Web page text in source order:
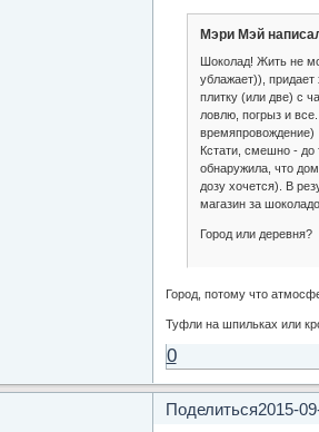
Мэри Мэй
Шоколад! Жить не
ублажает)),
плитку (или две) с
ловлю, погрыз и
времяпровождение)
Кстати, смешно - до
обнаружила, что
дозу хочется). В
магазин за
Город или деревня?
Город, потому что
Туфли на шпильках или
0
Поделиться2015-